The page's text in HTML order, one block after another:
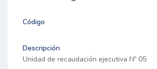
Código
Descripción
Unidad de recaudación ejecutiva Nº 05